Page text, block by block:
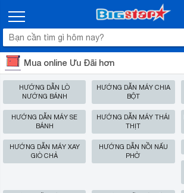
Mua online Ưu Đãi hơn
HƯỚNG DẪN LÒ
NƯỚNG BÁNH
HƯỚNG DẪN MÁY CHIA
BỘT
HƯỚNG DẪN MÁY SE
BÁNH
HƯỚNG DẪN MÁY THÁI
THỊT
HƯỚNG DẪN MÁY XAY
GIÒ CHẢ
HƯỚNG DẪN NỒI NẤU
PHỞ